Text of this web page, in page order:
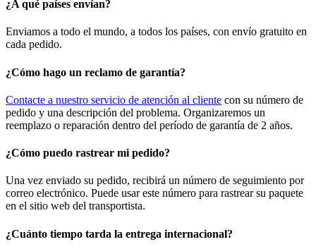
¿A qué países envían?
Enviamos a todo el mundo, a todos los países, con envío gratuito en
cada pedido.
¿Cómo hago un reclamo de garantía?
Contacte a nuestro servicio de atención al cliente con su número de
pedido y una descripción del problema. Organizaremos un
reemplazo o reparación dentro del período de garantía de 2 años.
¿Cómo puedo rastrear mi pedido?
Una vez enviado su pedido, recibirá un número de seguimiento por
correo electrónico. Puede usar este número para rastrear su paquete
en el sitio web del transportista.
¿Cuánto tiempo tarda la entrega internacional?